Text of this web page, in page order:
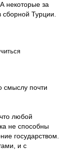
некоторые за
сборной Турции.
смыслу почти
любой
не способны
государством.
и с